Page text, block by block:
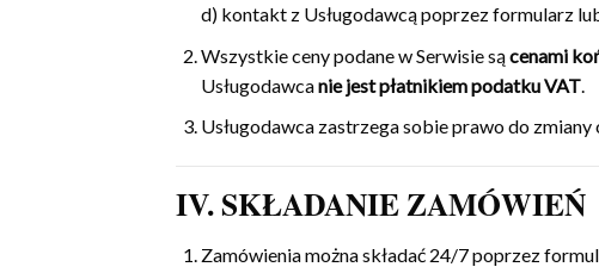
d) kontakt z Usługodawcą poprzez formularz
Wszystkie ceny podane w Serwisie sącenami
Usługodawcanie jest płatnikiem podatku VAT.
Usługodawca zastrzega sobie prawo do
IV. SKŁADANIE ZAMÓWIEŃ
Zamówienia można składać 24/7 poprzez